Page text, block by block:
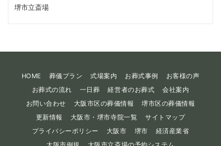
堺市立斎場
HOME 葬儀プラン 式場案内 お葬式事例
お客様の声
お葬式の流れ
一日葬 経営者のお葬式
会社案内
お問い合わせ
大阪市区の葬儀情報
堺市区の葬儀情報
更新情報
大阪市・堺市寺院一覧
サイトマップ
プライバシーポリシー
大阪市 堺市
経済産業省